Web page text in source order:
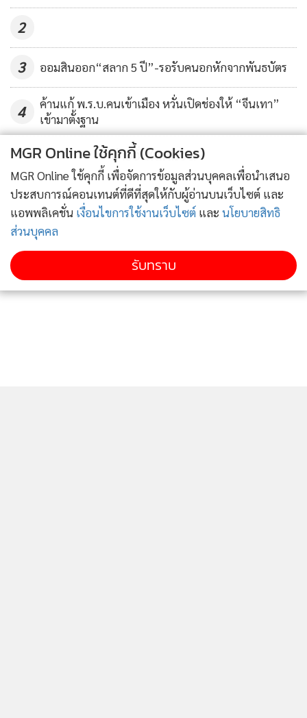
เดือนที่แล้ว(มิ.ย.)เป็นเดือนที่ไม่ดีสำหรับผู้หญิง ผู้หญิงส่วนใหญ่
จะมีเรื่อง มีปัญหา จะเห็นได้ว่าเดือนที่แล้วนายกฯแพทองธารก็มี
ปัญหาจากการพูดจาของตัวเอง เดือนนี้จึงเป็นเดือนที่มีปัญหา
ของฮุน มาเนต
“ ที่จริงพื้นฐานดวงชะตาของฮุน มาเนต ค่อนข้างดี โง้วเฮ้งใช้ได้
หน้าผากเป็นคนมีความคิดกว้างไกล แต่จุดเดินอายุตอนนี้เดินอยู่
ที่ตรงปีกจมูกซึ่งถือว่ากลางๆ ไม่ได้โดดเด่น ไม่เหมือนช่วง 2 ปีที่
ผ่านมา ตอนนี้ดวงของพ่อ แม่ ลูก ตระกูลฮุน (ฮุน เซน ,บุน รานี
,ฮุน มาเนต)กำลังเข้าเคราะห์ ทางกัมพูชาจึงมีเรื่อง มีปัญหาด้าน
อำนาจ การปกครอง มีความปั่นป่วนวุ่นวาย ซึ่งตั้งแต่เดือน ก.ค.นี้
จะเริ่มหนักขึ้นเรื่อยๆ ถ้ามีคนที่ดวงดีกว่าฮุน มาเนต เขาก็อาจจะ
แก่งแย่งอำนาจไปได้ และก็เป็นไปได้ที่ตระกูลฮุนกำลังจะหมด
อำนาจ ” ซินแสภาณุวัฒน์ กล่าว
2
3 ออมสินออก“สลาก 5 ปี”-รอรับคนอกหักจากพันธบัตร
4
ค้านแก้ พ.ร.บ.คนเข้าเมือง หวั่นเปิดช่องให้ “จีนเทา”
เข้ามาตั้งฐาน
ข่าวอื่นในหมวด
MGR Online ใช้คุกกี้ (Cookies)
MGR Online ใช้คุกกี้ เพื่อจัดการข้อมูลส่วนบุคคลเพื่อนำเสนอ
ประสบการณ์คอนเทนต์ที่ดีที่สุดให้กับผู้อ่านบนเว็บไซต์ และ
แอพพลิเคชั่น เงื่อนไขการใช้งานเว็บไซต์ และ นโยบายสิทธิ
ส่วนบุคคล
รับทราบ